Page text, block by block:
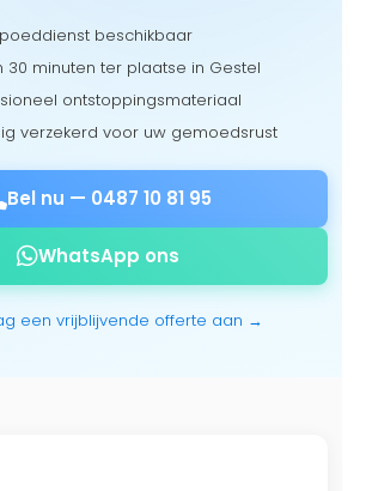
beschikbaar
30 minuten ter plaatse in Gestel
ontstoppingsmateriaal
verzekerd voor uw gemoedsrust
Bel nu — 0487 10 81 95
WhatsApp ons
een vrijblijvende offerte aan →